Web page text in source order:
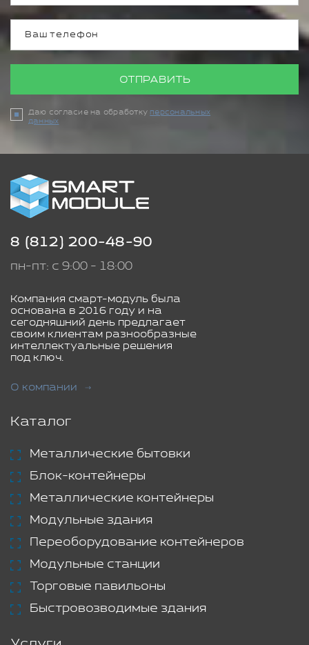
ОТПРАВИТЬ
Даю согласие на обработку персональных
данных
8 (812) 200-48-90
пн-пт: с 9:00 - 18:00
Компания смарт-модуль была
основана в 2016 году и на
сегодняшний день предлагает
своим клиентам разнообразные
интеллектуальные решения
под ключ.
О компании
Каталог
Металлические бытовки
Блок-контейнеры
Металлические контейнеры
Модульные здания
Переоборудование контейнеров
Модульные станции
Торговые павильоны
Быстровозводимые здания